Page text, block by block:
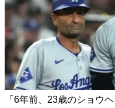
「6年前、23歳のショウ